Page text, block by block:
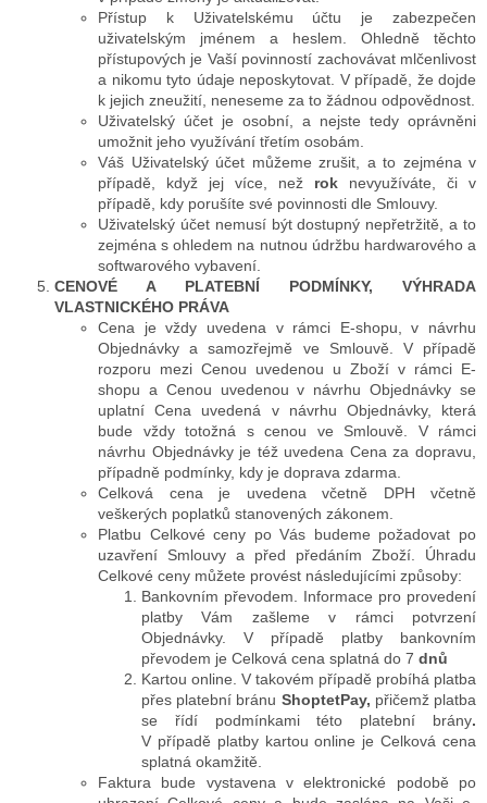
Přístup k Uživatelskému účtu je zabezpečen
uživatelským jménem a heslem. Ohledně těchto
přístupových je Vaší povinností zachovávat mlčenlivost
a nikomu tyto údaje neposkytovat. V případě, že dojde
k jejich zneužití, neneseme za to žádnou odpovědnost.
Uživatelský účet je osobní, a nejste tedy oprávněni
umožnit jeho využívání třetím osobám.
Váš Uživatelský účet můžeme zrušit, a to zejména v
případě, když jej více, než rok nevyužíváte, či v
případě, kdy porušíte své povinnosti dle Smlouvy.
Uživatelský účet nemusí být dostupný nepřetržitě, a to
zejména s ohledem na nutnou údržbu hardwarového a
softwarového vybavení.
CENOVÉ A PLATEBNÍ PODMÍNKY, VÝHRADA
VLASTNICKÉHO PRÁVA
Cena je vždy uvedena v rámci E-shopu, v návrhu
Objednávky a samozřejmě ve Smlouvě. V případě
rozporu mezi Cenou uvedenou u Zboží v rámci E-
shopu a Cenou uvedenou v návrhu Objednávky se
uplatní Cena uvedená v návrhu Objednávky, která
bude vždy totožná s cenou ve Smlouvě. V rámci
návrhu Objednávky je též uvedena Cena za dopravu,
případně podmínky, kdy je doprava zdarma.
Celková cena je uvedena včetně DPH včetně
veškerých poplatků stanovených zákonem.
Platbu Celkové ceny po Vás budeme požadovat po
uzavření Smlouvy a před předáním Zboží. Úhradu
Celkové ceny můžete provést následujícími způsoby:
Bankovním převodem. Informace pro provedení
platby Vám zašleme v rámci potvrzení
Objednávky. V případě platby bankovním
převodem je Celková cena splatná do 7 dnů
Kartou online. V takovém případě probíhá platba
přes platební bránu ShoptetPay, přičemž platba
se řídí podmínkami této platební brány.
V případě platby kartou online je Celková cena
splatná okamžitě.
Faktura bude vystavena v elektronické podobě po